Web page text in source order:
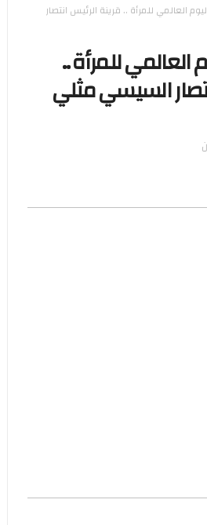
العالمي للمرأة .. قرينة الرئيس انتصار
للمرأة ..
السيسي مثلي